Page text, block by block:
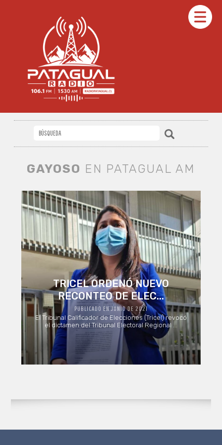
GAYOSO EN PATAGUAL AM
TRICEL ORDENÓ NUEVO
RECONTEO DE ELEC...
PUBLICADO EN JUNIO DE 2021
El Tribunal Calificador de Elecciones (Tricel) revocó
el dictamen del Tribunal Electoral Regional ...